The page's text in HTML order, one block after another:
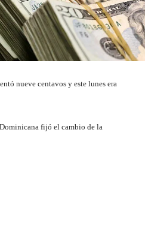
nueve centavos y este lunes era
fijó el cambio de la